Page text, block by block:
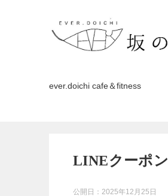
ever.doichi cafe＆fitness
LINEクーポン
公開日： 2025年12月25日